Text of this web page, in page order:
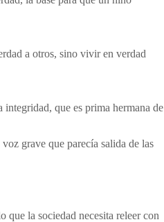
a otros, sino vivir en verdad
que es prima hermana de
grave que parecía salida de las
la sociedad necesita releer con